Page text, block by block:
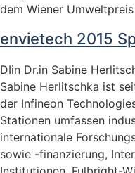
dem Wiener
envietech 2015
DIin Dr.in Sabine
Sabine Herlitschka ist
der Infineon
Stationen umfassen
internationale
sowie -finanzierung,